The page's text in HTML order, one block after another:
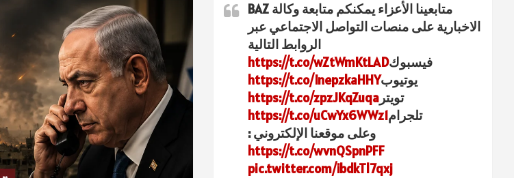
متابعينا الأعزاء يمكنكم متابعة وكالة BAZ
الاخبارية على منصات التواصل الاجتماعي عبر
الروابط التالية
فيسبوكhttps://t.co/wZtWmKtLAD
يوتيوبhttps://t.co/InepzkaHHY
تويتر https://t.co/zpzJKqZuqa
تلجرامhttps://t.co/uCwYx6WWz1
وعلى موقعنا الإلكتروني :
https://t.co/wvnQSpnPFF
pic.twitter.com/ibdkTl7qxj